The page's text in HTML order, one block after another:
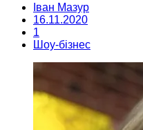
Іван Мазур
16.11.2020
1
Шоу-бізнес